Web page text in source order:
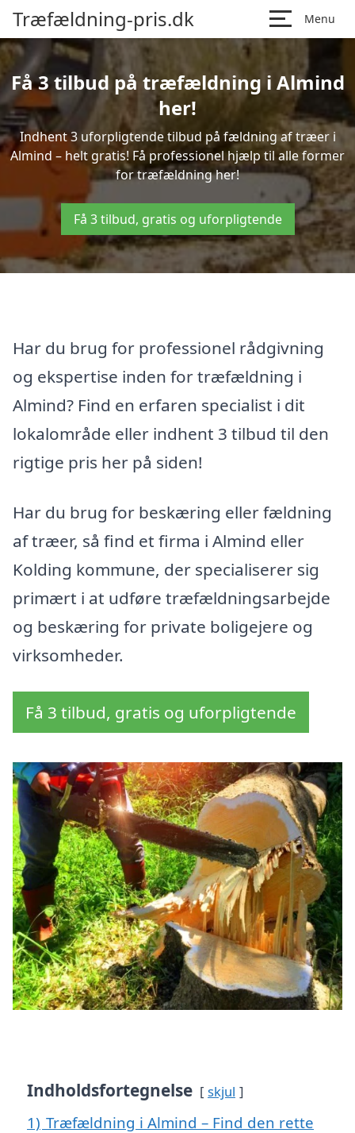
Træfældning-pris.dk Menu
Få 3 tilbud på træfældning i Almind
her!
Indhent 3 uforpligtende tilbud på fældning af træer i
Almind – helt gratis! Få professionel hjælp til alle former
for træfældning her!
Få 3 tilbud, gratis og uforpligtende
Har du brug for professionel rådgivning
og ekspertise inden for træfældning i
Almind? Find en erfaren specialist i dit
lokalområde eller indhent 3 tilbud til den
rigtige pris her på siden!
Har du brug for beskæring eller fældning
af træer, så find et firma i Almind eller
Kolding kommune, der specialiserer sig
primært i at udføre træfældningsarbejde
og beskæring for private boligejere og
virksomheder.
Få 3 tilbud, gratis og uforpligtende
Indholdsfortegnelse skjul
1) Træfældning i Almind – Find den rette